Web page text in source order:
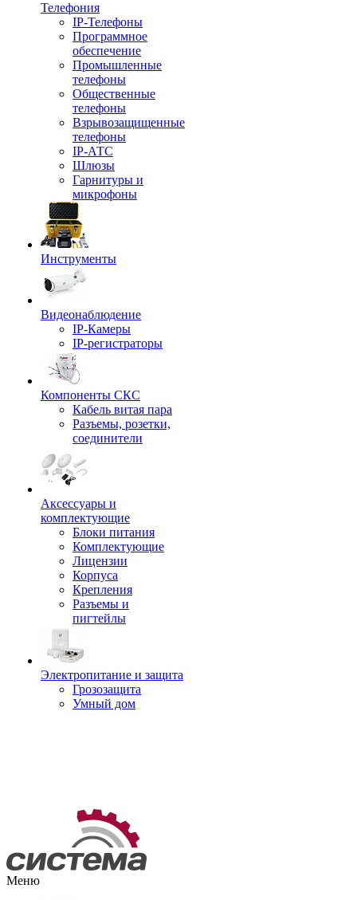
Телефония
IP-Телефоны
Программное
обеспечение
Промышленные
телефоны
Общественные
телефоны
Взрывозащищенные
телефоны
IP-АТС
Шлюзы
Гарнитуры и
микрофоны
Инструменты
Видеонаблюдение
IP-Камеры
IP-регистраторы
Компоненты СКС
Кабель витая пара
Разъемы, розетки,
соединители
Аксессуары и
комплектующие
Блоки питания
Комплектующие
Лицензии
Корпуса
Крепления
Разъемы и
пигтейлы
Электропитание и защита
Грозозащита
Умный дом
Меню